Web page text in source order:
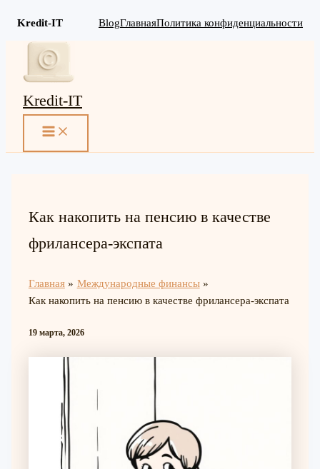
Kredit-IT BlogГлавнаяПолитика конфиденциальности
Перейти
содержимому
Kredit-IT
MAIN
Как накопить на пенсию в качестве
фрилансера-экспата
Главная
Международные финансы
Как накопить на пенсию в качестве фрилансера-экспата
19 марта, 2026